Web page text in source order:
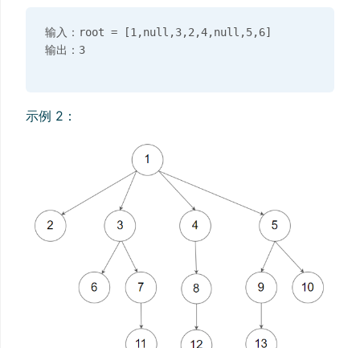
输入：root = [1,null,3,2,4,null,5,6]
示例 2：